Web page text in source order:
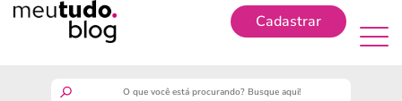
Cadastrar